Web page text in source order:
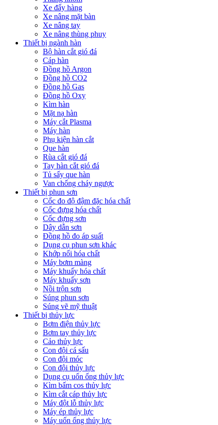
Xe đẩy hàng
Xe nâng mặt bàn
Xe nâng tay
Xe nâng thùng phuy
Thiết bị ngành hàn
Bộ hàn cắt gió đá
Cáp hàn
Đồng hồ Argon
Đồng hồ CO2
Đồng hồ Gas
Đồng hồ Oxy
Kìm hàn
Mặt nạ hàn
Máy cắt Plasma
Máy hàn
Phụ kiện hàn cắt
Que hàn
Rùa cắt gió đá
Tay hàn cắt gió đá
Tủ sấy que hàn
Van chống cháy ngược
Thiết bị phun sơn
Cốc đo độ đậm đặc hóa chất
Cốc đựng hóa chất
Cốc đựng sơn
Dây dẫn sơn
Đồng hồ đo áp suất
Dụng cụ phun sơn khác
Khớp nối hóa chất
Máy bơm màng
Máy khuấy hóa chất
Máy khuấy sơn
Nồi trộn sơn
Súng phun sơn
Súng vẽ mỹ thuật
Thiết bị thủy lực
Bơm điện thủy lực
Bơm tay thủy lực
Cảo thủy lực
Con đội cá sấu
Con đội móc
Con đội thủy lực
Dụng cụ uốn ống thủy lực
Kìm bấm cos thủy lực
Kìm cắt cáp thủy lực
Máy đột lỗ thủy lực
Máy ép thủy lực
Máy uốn ống thủy lực